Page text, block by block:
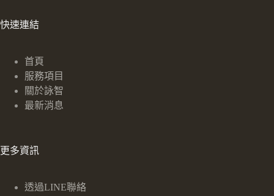
快速連結
首頁
服務項目
關於詠智
最新消息
更多資訊
透過LINE聯絡